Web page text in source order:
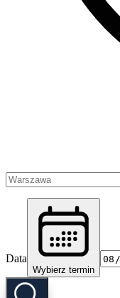
Data
Wybierz termin